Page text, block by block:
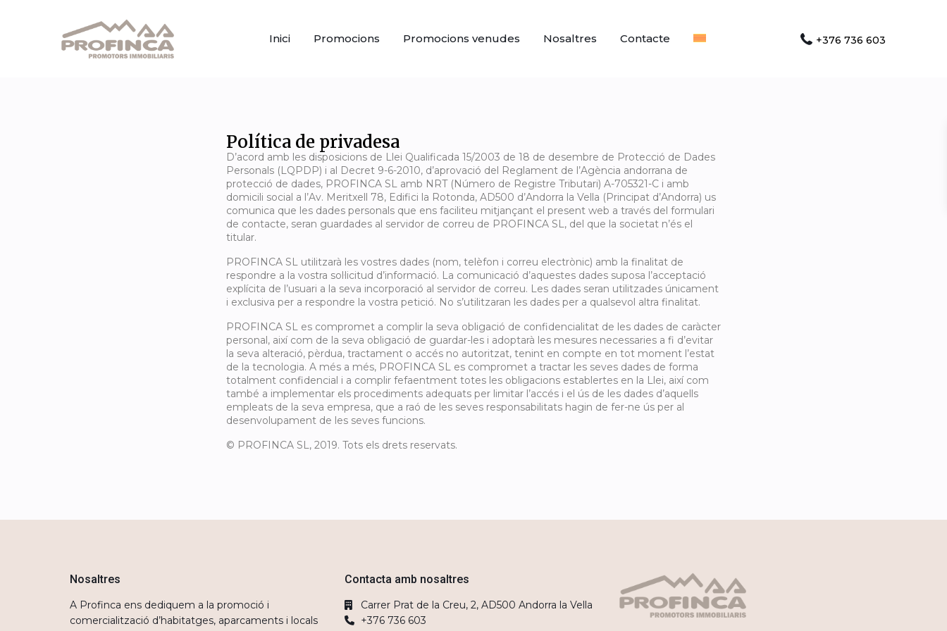
Inici Promocions Promocions venudes Nosaltres Contacte +376 736 603
Política de privadesa
D’acord amb les disposicions de Llei Qualificada 15/2003 de 18 de desembre de Protecció de Dades
Personals (LQPDP) i al Decret 9-6-2010, d’aprovació del Reglament de l’Agència andorrana de
protecció de dades, PROFINCA SL amb NRT (Número de Registre Tributari) A-705321-C i amb
domicili social a l’Av. Meritxell 78, Edifici la Rotonda, AD500 d’Andorra la Vella (Principat d’Andorra) us
comunica que les dades personals que ens faciliteu mitjançant el present web a través del formulari
de contacte, seran guardades al servidor de correu de PROFINCA SL, del que la societat n’és el
titular.
PROFINCA SL utilitzarà les vostres dades (nom, telèfon i correu electrònic) amb la finalitat de
respondre a la vostra sol·licitud d’informació. La comunicació d’aquestes dades suposa l’acceptació
explícita de l’usuari a la seva incorporació al servidor de correu. Les dades seran utilitzades únicament
i exclusiva per a respondre la vostra petició. No s’utilitzaran les dades per a qualsevol altra finalitat.
PROFINCA SL es compromet a complir la seva obligació de confidencialitat de les dades de caràcter
personal, així com de la seva obligació de guardar-les i adoptarà les mesures necessaries a fi d’evitar
la seva alteració, pèrdua, tractament o accés no autoritzat, tenint en compte en tot moment l’estat
de la tecnologia. A més a més, PROFINCA SL es compromet a tractar les seves dades de forma
totalment confidencial i a complir fefaentment totes les obligacions establertes en la Llei, així com
també a implementar els procediments adequats per limitar l’accés i el ús de les dades d’aquells
empleats de la seva empresa, que a raó de les seves responsabilitats hagin de fer-ne ús per al
desenvolupament de les seves funcions.
© PROFINCA SL, 2019. Tots els drets reservats.
Nosaltres
A Profinca ens dediquem a la promoció i
comercialització d’habitatges, aparcaments i locals
Contacta amb nosaltres
Carrer Prat de la Creu, 2, AD500 Andorra la Vella
+376 736 603